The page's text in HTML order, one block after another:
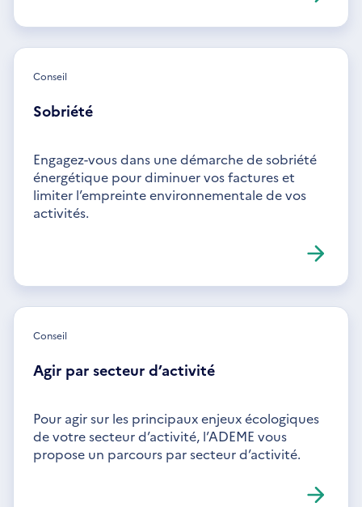
Conseil
Sobriété
Engagez-vous dans une démarche de sobriété
énergétique pour diminuer vos factures et
limiter l’empreinte environnementale de vos
activités.
Conseil
Agir par secteur d’activité
Pour agir sur les principaux enjeux écologiques
de votre secteur d’activité, l’ADEME vous
propose un parcours par secteur d’activité.